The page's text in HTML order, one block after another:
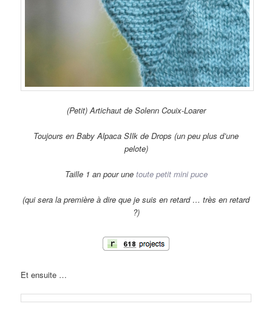
(Petit) Artichaut de Solenn Couix-Loarer
Toujours en Baby Alpaca SIlk de Drops (un peu plus d’une
pelote)
Taille 1 an pour une toute petit mini puce
(qui sera la première à dire que je suis en retard … très en retard
?)
Et ensuite …